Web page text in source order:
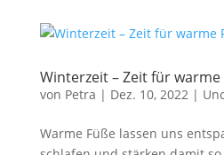
Winterzeit – Zeit für warme
von Petra | Dez. 10, 2022|
Warme Füße lassen uns